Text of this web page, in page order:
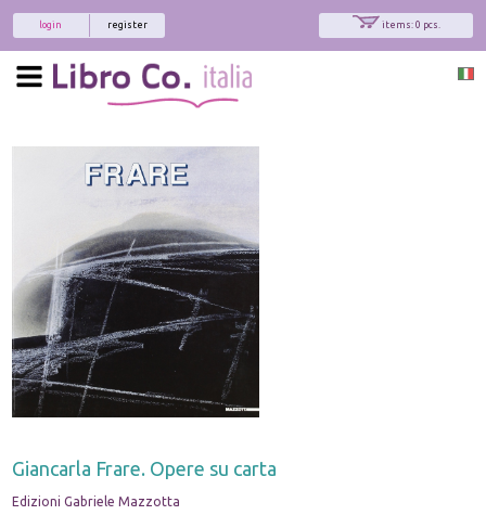
items: 0 pcs.
register
login
Giancarla Frare. Opere su carta
Edizioni Gabriele Mazzotta